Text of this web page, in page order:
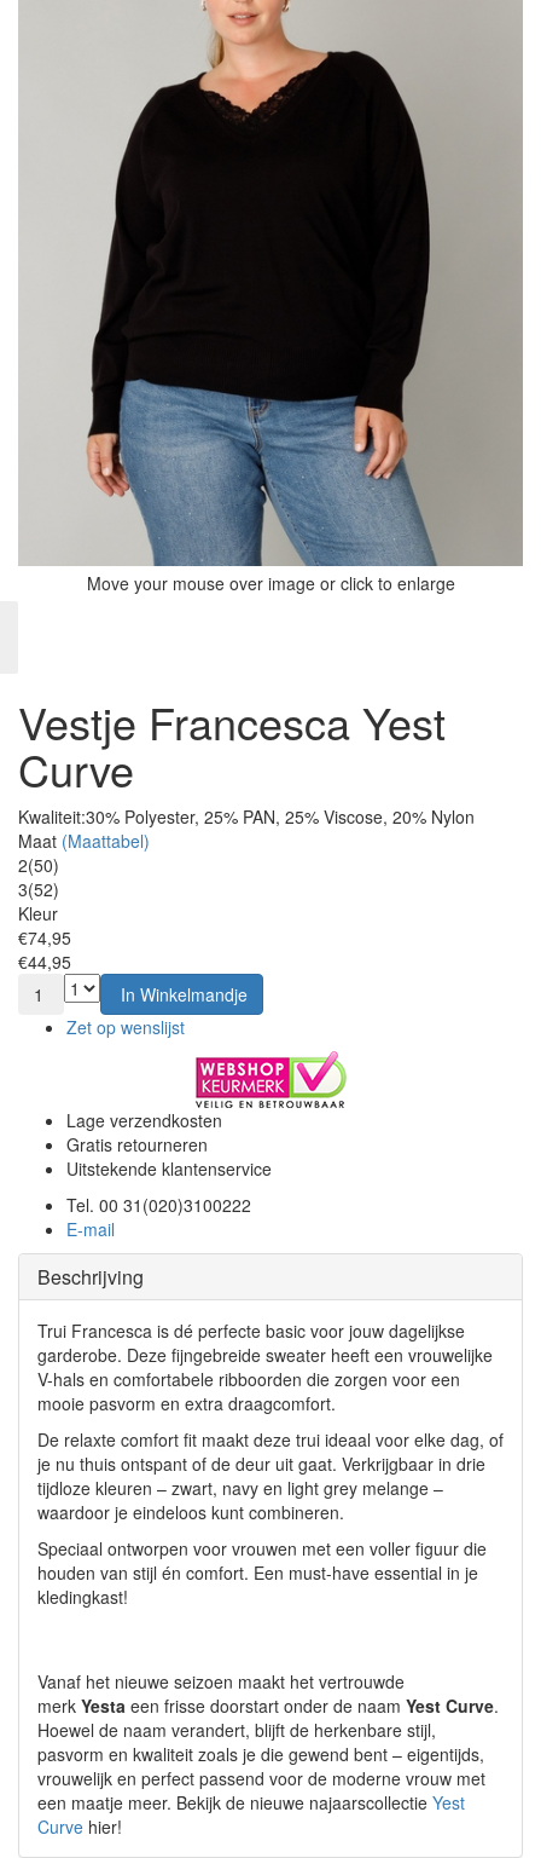
Move your mouse over image or click to enlarge
Vestje Francesca Yest
Curve
Kwaliteit:30% Polyester, 25% PAN, 25% Viscose, 20% Nylon
Maat (Maattabel)
2(50)
3(52)
Kleur
€74,95
€44,95
1
In Winkelmandje
Zet op wenslijst
Lage verzendkosten
Gratis retourneren
Uitstekende klantenservice
Tel. 00 31(020)3100222
E-mail
Beschrijving
Trui Francesca is dé perfecte basic voor jouw dagelijkse
garderobe. Deze fijngebreide sweater heeft een vrouwelijke
V-hals en comfortabele ribboorden die zorgen voor een
mooie pasvorm en extra draagcomfort.
De relaxte comfort fit maakt deze trui ideaal voor elke dag, of
je nu thuis ontspant of de deur uit gaat. Verkrijgbaar in drie
tijdloze kleuren – zwart, navy en light grey melange –
waardoor je eindeloos kunt combineren.
Speciaal ontworpen voor vrouwen met een voller figuur die
houden van stijl én comfort. Een must-have essential in je
kledingkast!
Vanaf het nieuwe seizoen maakt het vertrouwde
merk Yesta een frisse doorstart onder de naam Yest Curve.
Hoewel de naam verandert, blijft de herkenbare stijl,
pasvorm en kwaliteit zoals je die gewend bent – eigentijds,
vrouwelijk en perfect passend voor de moderne vrouw met
een maatje meer. Bekijk de nieuwe najaarscollectie Yest
Curve hier!